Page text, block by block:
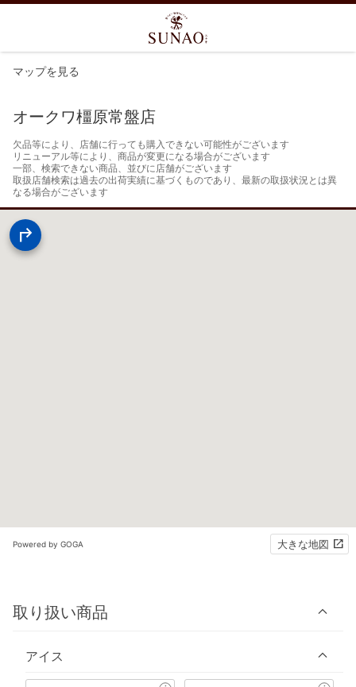
マップを見る
オークワ橿原常盤店
欠品等により、店舗に行っても購入できない可能性がございます
リニューアル等により、商品が変更になる場合がございます
一部、検索できない商品、並びに店舗がございます
取扱店舗検索は過去の出荷実績に基づくものであり、最新の取扱状況とは異
なる場合がございます
Powered by GOGA 大きな地図
取り扱い商品
アイス